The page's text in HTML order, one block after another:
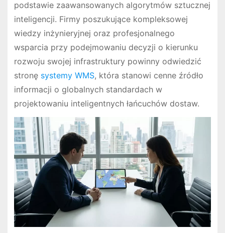
podstawie zaawansowanych algorytmów sztucznej
inteligencji. Firmy poszukujące kompleksowej
wiedzy inżynieryjnej oraz profesjonalnego
wsparcia przy podejmowaniu decyzji o kierunku
rozwoju swojej infrastruktury powinny odwiedzić
stronę systemy WMS, która stanowi cenne źródło
informacji o globalnych standardach w
projektowaniu inteligentnych łańcuchów dostaw.